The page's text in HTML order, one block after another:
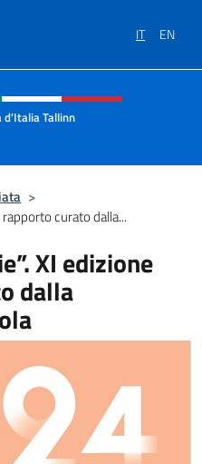
IT EN
e menù
d'Italia Tallinn
>
rapporto curato dalla...
XI edizione
dalla